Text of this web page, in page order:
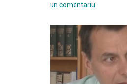
un comentariu